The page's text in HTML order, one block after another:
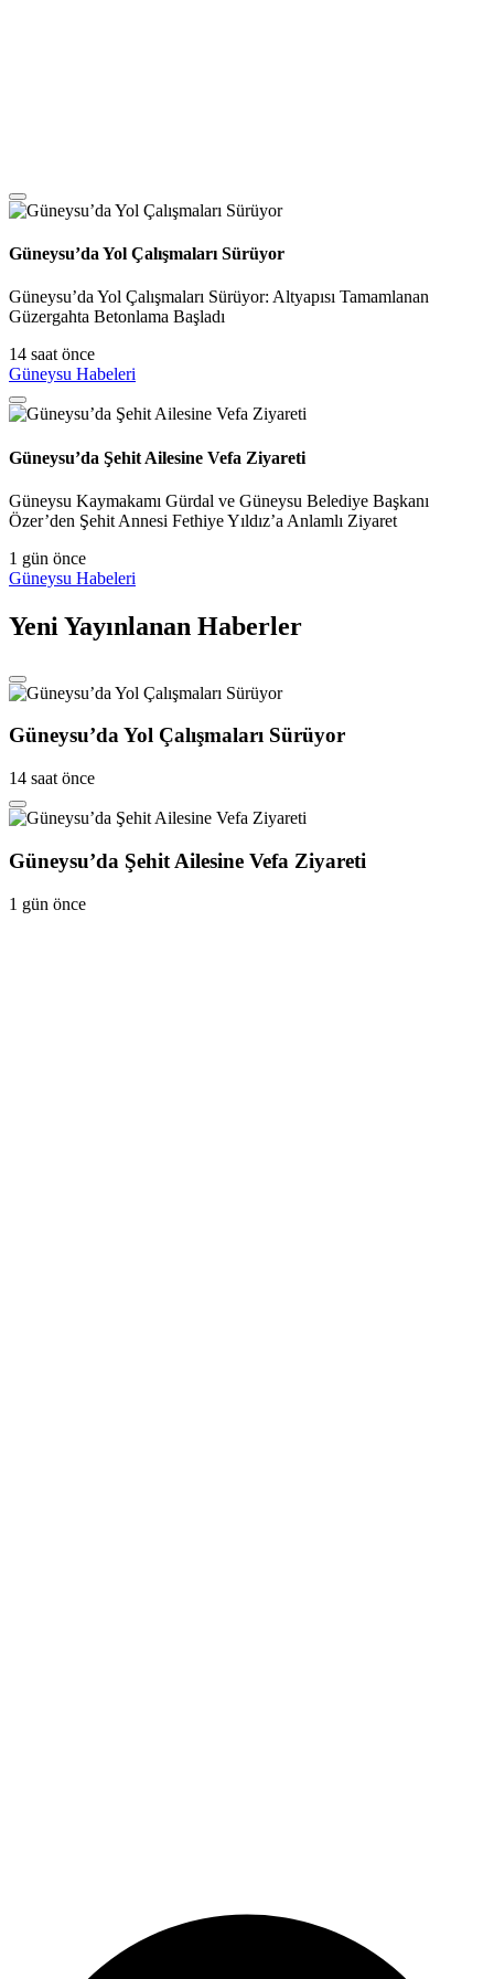
Güneysu’da Yol Çalışmaları Sürüyor
Güneysu’da Yol Çalışmaları Sürüyor: Altyapısı Tamamlanan
Güzergahta Betonlama Başladı
14 saat önce
Güneysu Habeleri
Güneysu’da Şehit Ailesine Vefa Ziyareti
Güneysu Kaymakamı Gürdal ve Güneysu Belediye Başkanı
Özer’den Şehit Annesi Fethiye Yıldız’a Anlamlı Ziyaret
1 gün önce
Güneysu Habeleri
Yeni Yayınlanan Haberler
Güneysu’da Yol Çalışmaları Sürüyor
14 saat önce
Güneysu’da Şehit Ailesine Vefa Ziyareti
1 gün önce